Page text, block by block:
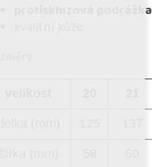
protiskluzová podrážka